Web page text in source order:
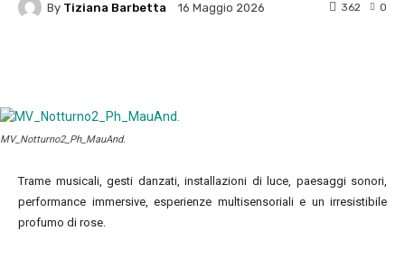
By Tiziana Barbetta 16 Maggio 2026 0
362
MV_Notturno2_Ph_MauAnd.
Trame musicali, gesti danzati, installazioni di luce, paesaggi sonori,
performance immersive, esperienze multisensoriali e un irresistibile
profumo di rose.